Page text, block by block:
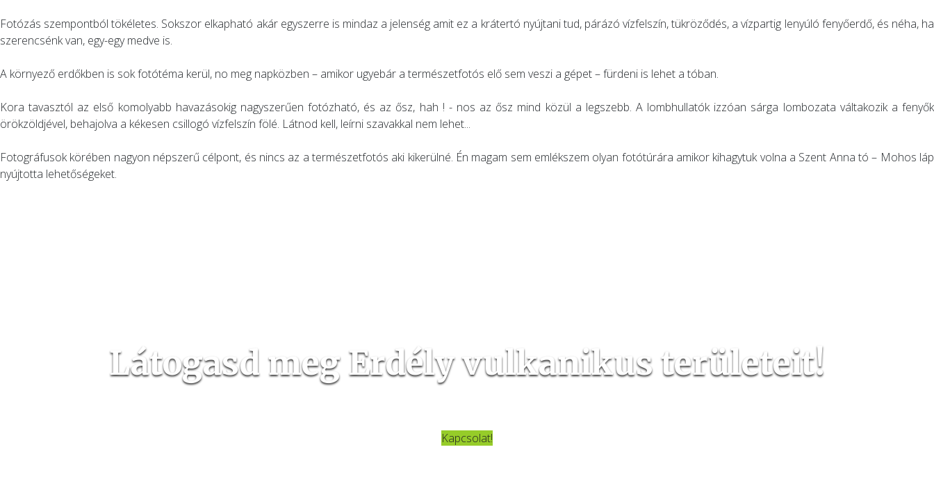
Fotózás szempontból tökéletes. Sokszor elkapható akár egyszerre is mindaz a jelenség amit ez a krátertó nyújtani tud, párázó vízfelszín, tükröződés, a vízpartig lenyúló fenyőerdő, és néha, ha
szerencsénk van, egy-egy medve is.
A környező erdőkben is sok fotótéma kerül, no meg napközben – amikor ugyebár a természetfotós elő sem veszi a gépet – fürdeni is lehet a tóban.
Kora tavasztól az első komolyabb havazásokig nagyszerűen fotózható, és az ősz, hah ! - nos az ősz mind közül a legszebb. A lombhullatók izzóan sárga lombozata váltakozik a fenyők
örökzöldjével, behajolva a kékesen csillogó vízfelszín fölé. Látnod kell, leírni szavakkal nem lehet...
Fotográfusok körében nagyon népszerű célpont, és nincs az a természetfotós aki kikerülné. Én magam sem emlékszem olyan fotótúrára amikor kihagytuk volna a Szent Anna tó – Mohos láp
nyújtotta lehetőségeket.
Látogasd meg Erdély vulkanikus területeit!
Kapcsolat!